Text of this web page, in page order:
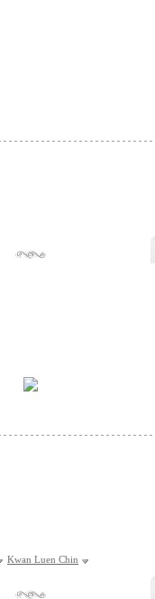
Kwan Luen Chin